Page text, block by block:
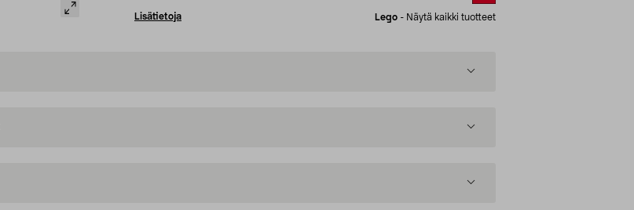
Lisätietoja Lego - Näytä kaikki tuotteet